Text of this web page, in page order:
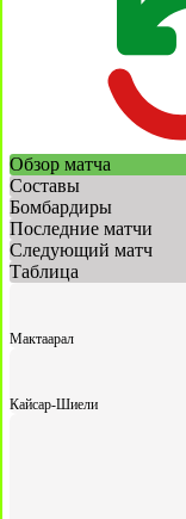
Обзор матча
Составы
Бомбардиры
Последние матчи
Следующий матч
Таблица
Мактаарал
Кайсар-Шиели